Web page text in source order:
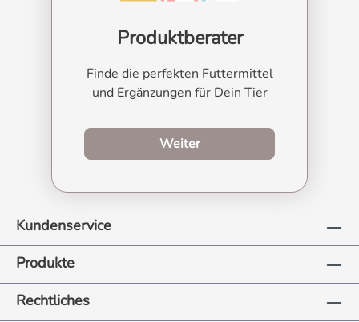
Produktberater
Finde die perfekten Futtermittel
und Ergänzungen für Dein Tier
Weiterzum Produktberater
Kundenservice
Produkte
Rechtliches